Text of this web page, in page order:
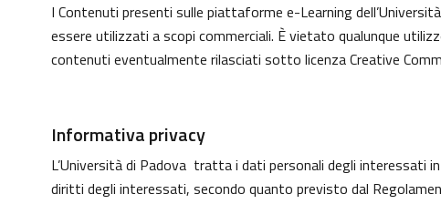
I Contenuti presenti sulle piattaforme e-Learning
essere utilizzati a scopi commerciali. È vietato qualunque
contenuti eventualmente rilasciati sotto licenza Creative
Informativa privacy
L’Università di Padova tratta i dati personali degli interessati
diritti degli interessati, secondo quanto previsto dal